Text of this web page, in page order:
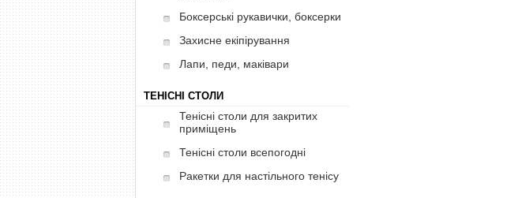
Боксерські рукавички, боксерки
Захисне екіпірування
Лапи, педи, маківари
ТЕНІСНІ СТОЛИ
Тенісні столи для закритих
приміщень
Тенісні столи всепогодні
Ракетки для настільного тенісу